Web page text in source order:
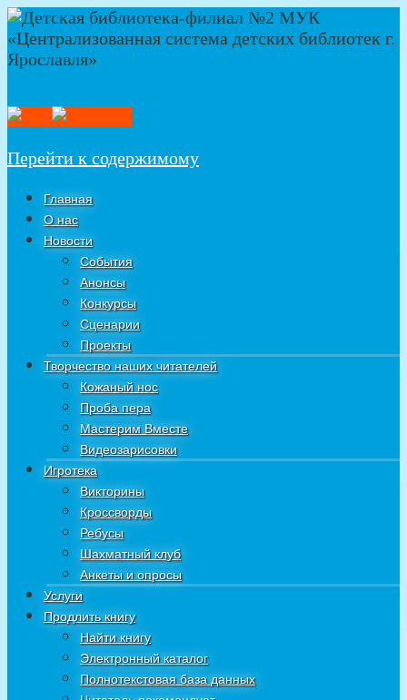
Перейти к содержимому
Главная
О нас
Новости
События
Анонсы
Конкурсы
Сценарии
Проекты
Творчество наших читателей
Кожаный нос
Проба пера
Мастерим Вместе
Видеозарисовки
Игротека
Викторины
Кроссворды
Ребусы
Шахматный клуб
Анкеты и опросы
Услуги
Продлить книгу
Найти книгу
Электронный каталог
Полнотекстовая база данных